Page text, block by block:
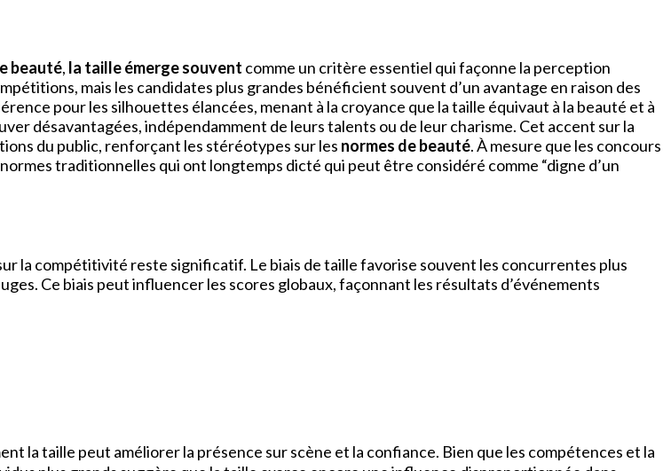
beauté, la taille émerge souvent comme un critère essentiel qui façonne la perception
mais les candidates plus grandes bénéficient souvent d’un avantage en raison des
pour les silhouettes élancées, menant à la croyance que la taille équivaut à la beauté et à
désavantagées, indépendamment de leurs talents ou de leur charisme. Cet accent sur la
du public, renforçant les stéréotypes sur les normes de beauté. À mesure que les concours
traditionnelles qui ont longtemps dicté qui peut être considéré comme “digne d’un
la compétitivité reste significatif. Le biais de taille favorise souvent les concurrentes plus
Ce biais peut influencer les scores globaux, façonnant les résultats d’événements
la taille peut améliorer la présence sur scène et la confiance. Bien que les compétences et la